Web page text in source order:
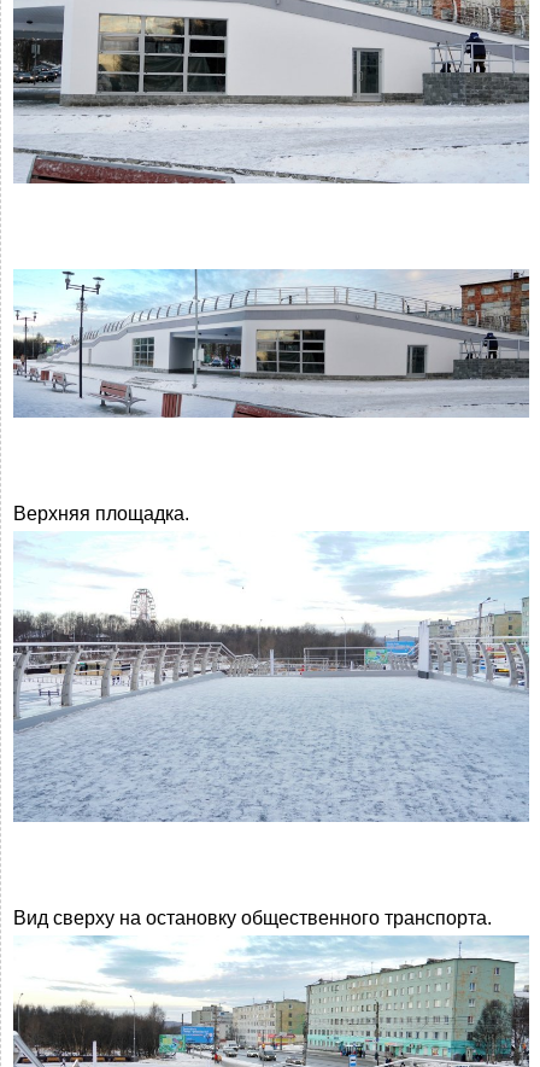
Верхняя площадка.
Вид сверху на остановку общественного транспорта.